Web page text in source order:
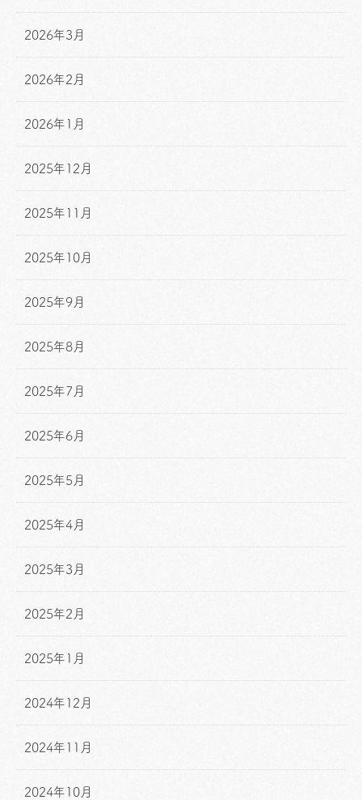
2026年3月
2026年2月
2026年1月
2025年12月
2025年11月
2025年10月
2025年9月
2025年8月
2025年7月
2025年6月
2025年5月
2025年4月
2025年3月
2025年2月
2025年1月
2024年12月
2024年11月
2024年10月